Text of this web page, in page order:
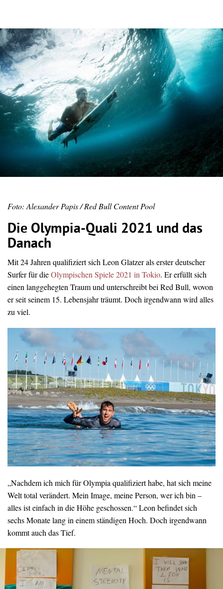
Foto: Alexander Papis / Red Bull Content Pool
Die Olympia-Quali 2021 und das
Danach
Mit 24 Jahren qualifiziert sich Leon Glatzer als erster deutscher
Surfer für dieOlympischen Spiele 2021 in Tokio. Er erfüllt sich
einen langgehegten Traum und unterschreibt bei Red Bull, wovon
er seit seinem 15. Lebensjahr träumt. Doch irgendwann wird alles
zu viel.
„Nachdem ich mich für Olympia qualifiziert habe, hat sich meine
Welt total verändert. Mein Image, meine Person, wer ich bin –
alles ist einfach in die Höhe geschossen.“ Leon befindet sich
sechs Monate lang in einem ständigen Hoch. Doch irgendwann
kommt auch das Tief.